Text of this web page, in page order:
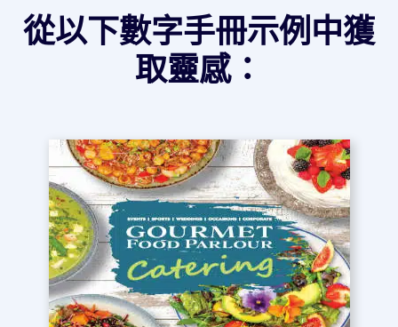
從以下數字手冊示例中獲
取靈感：